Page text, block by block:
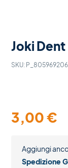
Joki
SKU:
3,00€
Aggiungi
Spedizione